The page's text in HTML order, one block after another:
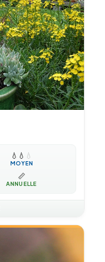
💧 💧 💧
MOYEN
📏
ANNUELLE